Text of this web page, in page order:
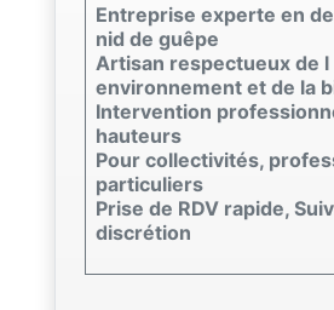
Entreprise experte en
nid de guêpe
Artisan respectueux de l
environnement et de la
Intervention
hauteurs
Pour collectivités,
particuliers
Prise de RDV rapide,
discrétion